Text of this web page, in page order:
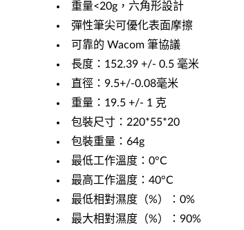
重量<20g，六角形設計
彈性筆尖可優化表面摩擦
可靠的 Wacom 筆協議
長度：152.39 +/- 0.5 毫米
直徑：9.5+/-0.08毫米
重量：19.5 +/- 1 克
包裝尺寸：220*55*20
包裝重量：64g
最低工作溫度：0°C
最高工作溫度：40°C
最低相對濕度（%）：0%
最大相對濕度（%）：90%